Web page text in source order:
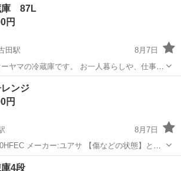
庫 87L
円
田駅
8月7日
ヤマの冷蔵庫です。 お一人暮らしや、仕事部
動作確認済み、汚れもなく美
可能7段階 冷凍庫（上
江古田駅
ンジ
円
8月7日
の状態】とく
ん。 【アピールポイント】状態はいいのでま
馬駅
4段